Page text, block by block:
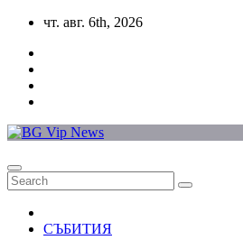
Skip
content
чт. авг. 6th, 2026
СЪБИТИЯ